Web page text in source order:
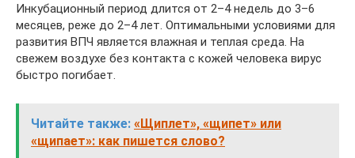
Инкубационный период длится от 2–4 недель до 3–6
месяцев, реже до 2–4 лет. Оптимальными условиями для
развития ВПЧ является влажная и теплая среда. На
свежем воздухе без контакта с кожей человека вирус
быстро погибает.
Читайте также: «Щиплет», «щипет» или
«щипает»: как пишется слово?